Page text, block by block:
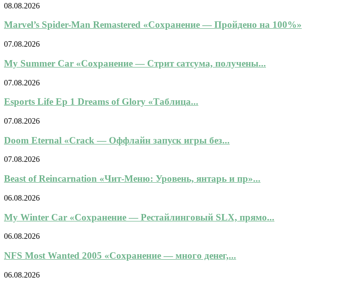
08.08.2026
Marvel’s Spider-Man Remastered «Сохранение — Пройдено на 100%»
07.08.2026
My Summer Car «Сохранение — Стрит сатсума, получены...
07.08.2026
Esports Life Ep 1 Dreams of Glory «Таблица...
07.08.2026
Doom Eternal «Crack — Оффлайн запуск игры без...
07.08.2026
Beast of Reincarnation «Чит-Меню: Уровень, янтарь и пр»...
06.08.2026
My Winter Car «Сохранение — Рестайлинговый SLX, прямо...
06.08.2026
NFS Most Wanted 2005 «Сохранение — много денег,...
06.08.2026